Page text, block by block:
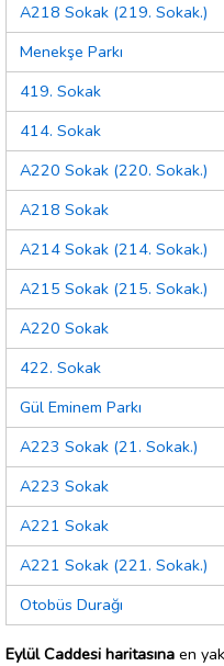
A218 Sokak (219. Sokak.)
Menekşe Parkı
419. Sokak
414. Sokak
A220 Sokak (220. Sokak.)
A218 Sokak
A214 Sokak (214. Sokak.)
A215 Sokak (215. Sokak.)
A220 Sokak
422. Sokak
Gül Eminem Parkı
A223 Sokak (21. Sokak.)
A223 Sokak
A221 Sokak
A221 Sokak (221. Sokak.)
Otobüs Durağı
Eylül Caddesi haritasına en